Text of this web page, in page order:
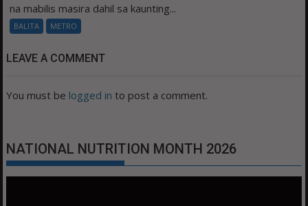
na mabilis masira dahil sa kaunting...
BALITA METRO
LEAVE A COMMENT
You must be logged in to post a comment.
NATIONAL NUTRITION MONTH 2026